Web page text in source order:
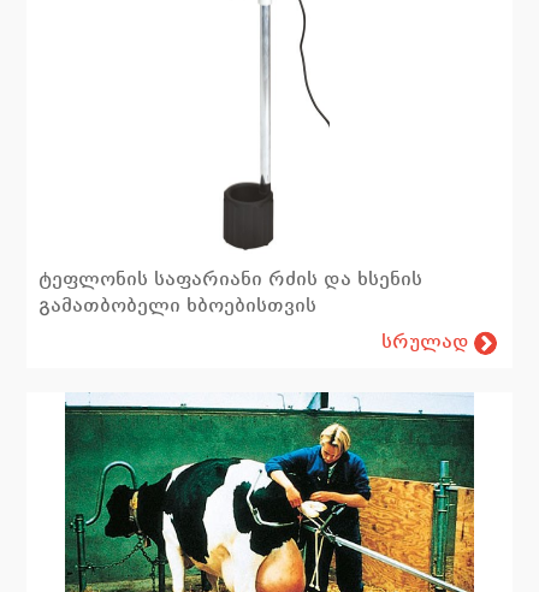
ტეფლონის საფარიანი რძის და ხსენის
გამათბობელი ხბოებისთვის
სრულად